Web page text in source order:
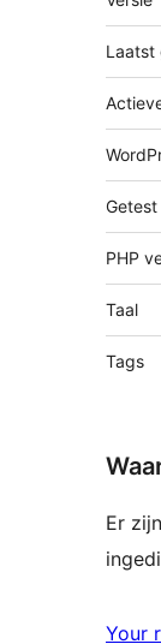
Laatst
PHP
Taal
Tags
Er
Your